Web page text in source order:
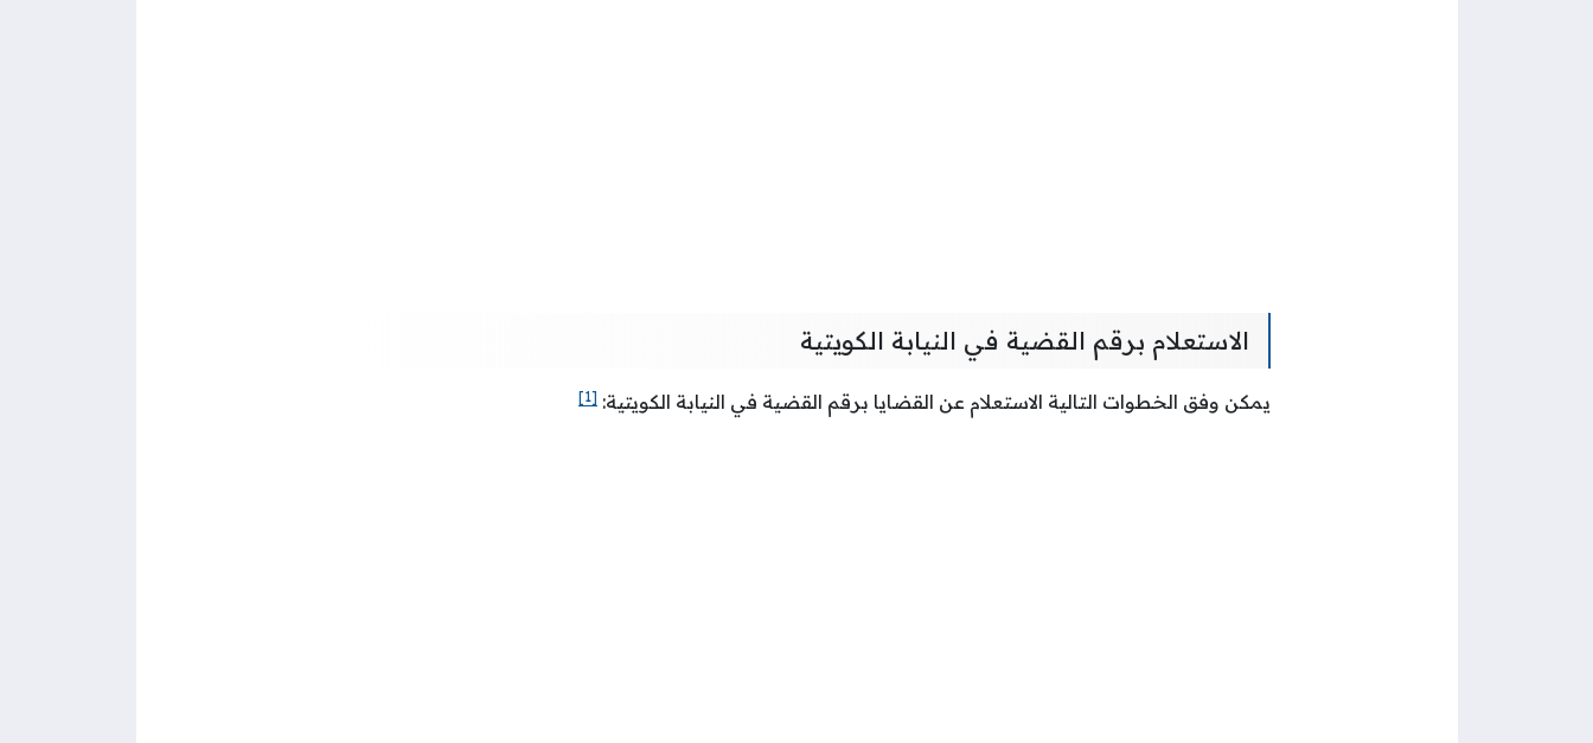
الاستعلام برقم القضية في النيابة الكويتية
يمكن وفق الخطوات التالية الاستعلام عن القضايا برقم القضية في النيابة الكويتية: [1]